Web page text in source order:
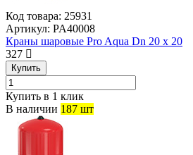
Код товара: 25931
Артикул: PA40008
Краны шаровые Pro Aqua Dn 20 х 20
327
Купить
Купить в 1 клик
В наличии 187 шт